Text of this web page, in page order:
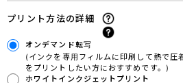
プリント方法の詳細
オンデマンド転写
(インクを専用フィルムに印刷して熱で圧
をプリントしたい方におすすめです。)
ホワイトインクジェットプリント